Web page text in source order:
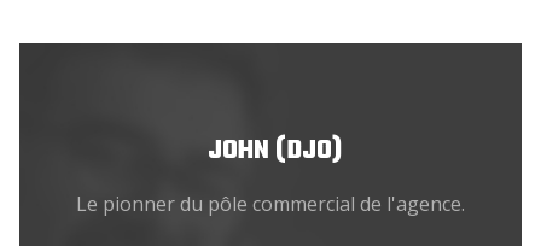
JOHN (DJO)
Le pionner du pôle commercial de l'agence.